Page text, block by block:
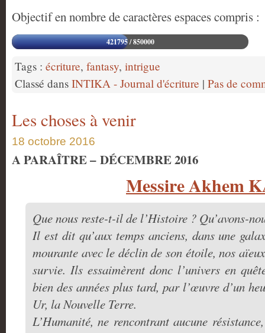
Objectif en nombre de caractères espaces compris :
421795 / 850000
Tags : écriture, fantasy, intrigue
Classé dans INTIKA - Journal d'écriture | Pas de
Les choses à venir
18 octobre 2016
A PARAÎTRE – DÉCEMBRE 2016
Messire Akhem
Que nous reste-t-il de l’Histoire ? Qu’avons-
Il est dit qu’aux temps anciens, dans une
mourante avec le déclin de son étoile, nos
survie. Ils essaimèrent donc l’univers en
bien des années plus tard, par l’œuvre d’un
Ur, la Nouvelle Terre.
L’Humanité, ne rencontrant aucune